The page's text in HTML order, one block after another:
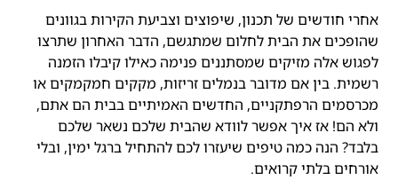
אחרי חודשים של תכנון, שיפוצים וצביעת הקירות בגוונים
שהופכים את הבית לחלום שמתגשם, הדבר האחרון שתרצו
לפגוש אלה מזיקים שמסתננים פנימה כאילו קיבלו הזמנה
רשמית. בין אם מדובר בנמלים זריזות, מקקים חמקמקים או
מכרסמים הרפתקניים, החדשים האמיתיים בבית הם אתם,
ולא הם! אז איך אפשר לוודא שהבית שלכם נשאר שלכם
בלבד? הנה כמה טיפים שיעזרו לכם להתחיל ברגל ימין, ובלי
אורחים בלתי קרואים.